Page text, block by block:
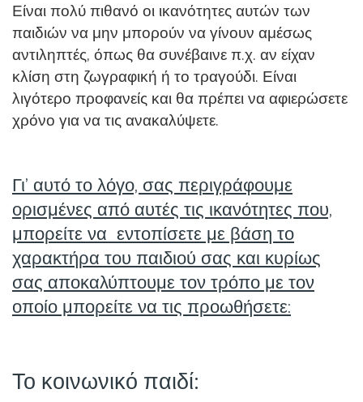
Είναι πολύ πιθανό οι ικανότητες αυτών των
παιδιών να μην μπορούν να γίνουν αμέσως
αντιληπτές, όπως θα συνέβαινε π.χ. αν είχαν
κλίση στη ζωγραφική ή το τραγούδι. Είναι
λιγότερο προφανείς και θα πρέπει να αφιερώσετε
χρόνο για να τις ανακαλύψετε.
Γι’ αυτό το λόγο, σας περιγράφουμε
ορισμένες από αυτές τις ικανότητες που,
μπορείτε να εντοπίσετε με βάση το
χαρακτήρα του παιδιού σας και κυρίως
σας αποκαλύπτουμε τον τρόπο με τον
οποίο μπορείτε να τις προωθήσετε:
Το κοινωνικό παιδί: